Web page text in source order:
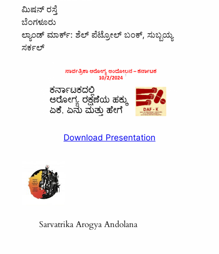
ಮಿಷನ್ ರಸ್ತೆ
ಬೆಂಗಳೂರು
ಲ್ಯಾಂಡ್ ಮಾರ್ಕ್: ಶೆಲ್ ಪೆಟ್ರೋಲ್ ಬಂಕ್, ಸುಬ್ಬಯ್ಯ
ಸರ್ಕಲ್
Download Presentation
Sarvatrika Arogya Andolana